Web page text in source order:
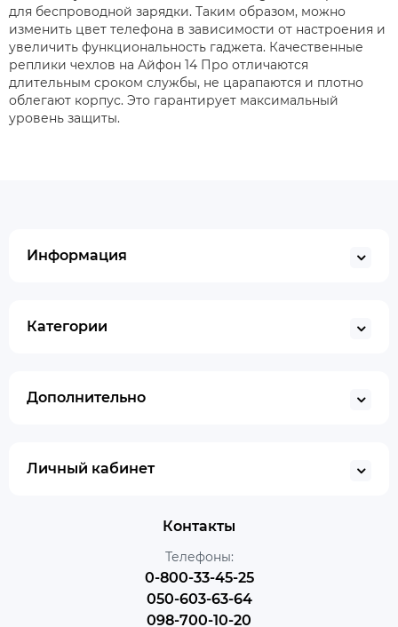
для беспроводной зарядки. Таким образом, можно
изменить цвет телефона в зависимости от настроения и
увеличить функциональность гаджета. Качественные
реплики чехлов на Айфон 14 Про отличаются
длительным сроком службы, не царапаются и плотно
облегают корпус. Это гарантирует максимальный
уровень защиты.
Информация
Категории
Дополнительно
Личный кабинет
Контакты
Телефоны:
0-800-33-45-25
050-603-63-64
098-700-10-20